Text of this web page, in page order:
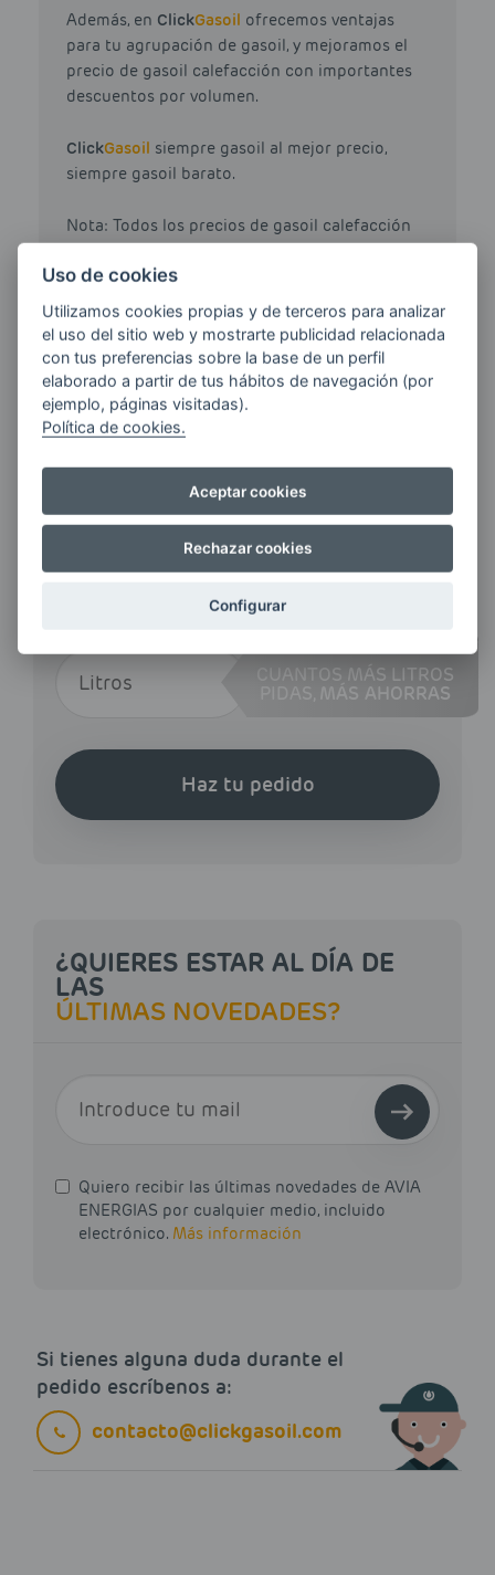
Además, en ClickGasoil ofrecemos ventajas
para tu agrupación de gasoil, y mejoramos el
precio de gasoil calefacción con importantes
descuentos por volumen.
ClickGasoil siempre gasoil al mejor precio,
siempre gasoil barato.
Nota: Todos los precios de gasoil calefacción
www.geoportalgasolineras.com.
HAZ TU PEDIDO DE
GASOIL CALEFACCIÓN
CÓDIGO POSTAL / MUNICIPIO
CUANTOS MÁS LITROS
PIDAS, MÁS AHORRAS
Haz tu pedido
¿QUIERES ESTAR AL DÍA DE
LAS
ÚLTIMAS NOVEDADES?
Quiero recibir las últimas novedades de AVIA
ENERGIAS por cualquier medio, incluido
electrónico. Más información
Si tienes alguna duda durante el
pedido escríbenos a:
contacto@clickgasoil.com
Uso de cookies
Utilizamos cookies propias y de terceros para analizar
el uso del sitio web y mostrarte publicidad relacionada
con tus preferencias sobre la base de un perfil
elaborado a partir de tus hábitos de navegación (por
ejemplo, páginas visitadas).
Política de cookies.
Aceptar cookies
Rechazar cookies
Configurar